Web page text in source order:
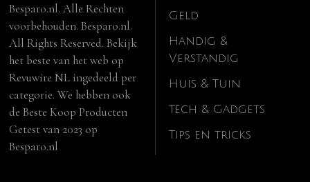
Besparo.nl. Alle Rechten
voorbehouden. Besparo.nl.
All Rights Reserved. Bekijk
het beste van het web op
Revuwire NL ingedeeld per
categorie. We hebben ook
deBeste Koop Producten
Getest van 2023 op
Besparo.nl
Geld
Handig &
Verstandig
Huis & Tuin
Tech & Gadgets
Tips en tricks